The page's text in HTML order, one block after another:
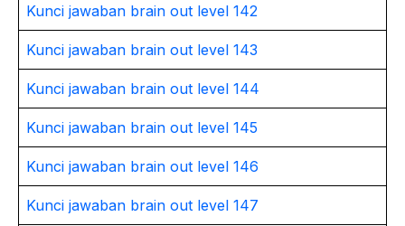
Kunci jawaban brain out level 142
Kunci jawaban brain out level 143
Kunci jawaban brain out level 144
Kunci jawaban brain out level 145
Kunci jawaban brain out level 146
Kunci jawaban brain out level 147